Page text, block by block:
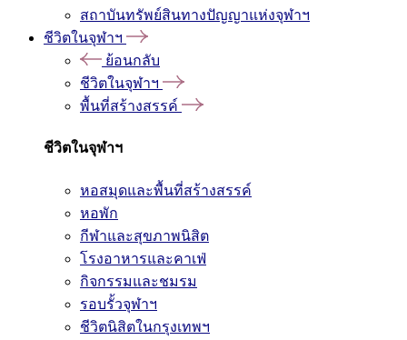
สถาบันทรัพย์สินทางปัญญาแห่งจุฬาฯ
ชีวิตในจุฬาฯ
ย้อนกลับ
ชีวิตในจุฬาฯ
พื้นที่สร้างสรรค์
ชีวิตในจุฬาฯ
หอสมุดและพื้นที่สร้างสรรค์
หอพัก
กีฬาและสุขภาพนิสิต
โรงอาหารและคาเฟ่
กิจกรรมและชมรม
รอบรั้วจุฬาฯ
ชีวิตนิสิตในกรุงเทพฯ